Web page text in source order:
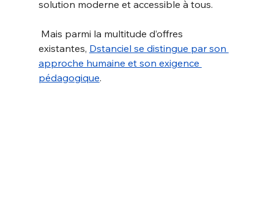
solution moderne et accessible à tous.
existantes, Dstanciel se distingue par son
approche humaine et son exigence
pédagogique.